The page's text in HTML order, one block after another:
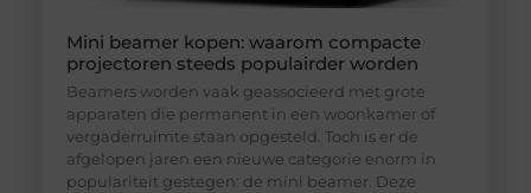
Mini beamer kopen: waarom compacte
projectoren steeds populairder worden
Beamers worden vaak geassocieerd met grote
apparaten die permanent in een woonkamer of
vergaderruimte staan opgesteld. Toch is er de
afgelopen jaren een nieuwe categorie enorm in
populariteit gestegen: de mini beamer. Deze